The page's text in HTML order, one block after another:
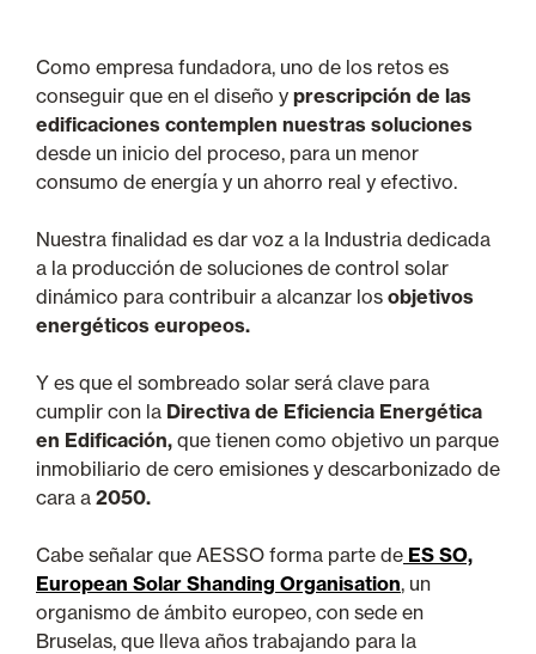
Como empresa fundadora, uno de los retos es
conseguir que en el diseño y prescripción de las
edificaciones contemplen nuestras soluciones
desde un inicio del proceso, para un menor
consumo de energía y un ahorro real y efectivo.
Nuestra finalidad es dar voz a la Industria dedicada
a la producción de soluciones de control solar
dinámico para contribuir a alcanzar los objetivos
energéticos europeos.
Y es que el sombreado solar será clave para
cumplir con la Directiva de Eficiencia Energética
en Edificación, que tienen como objetivo un parque
inmobiliario de cero emisiones y descarbonizado de
cara a 2050.
Cabe señalar que AESSO forma parte de ES SO,
European Solar Shanding Organisation, un
organismo de ámbito europeo, con sede en
Bruselas, que lleva años trabajando para la